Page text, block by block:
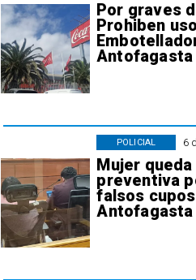
Por graves
Prohiben
Antofagasta
6
Mujer
preventiva
falsos
Antofagasta
POLICIAL